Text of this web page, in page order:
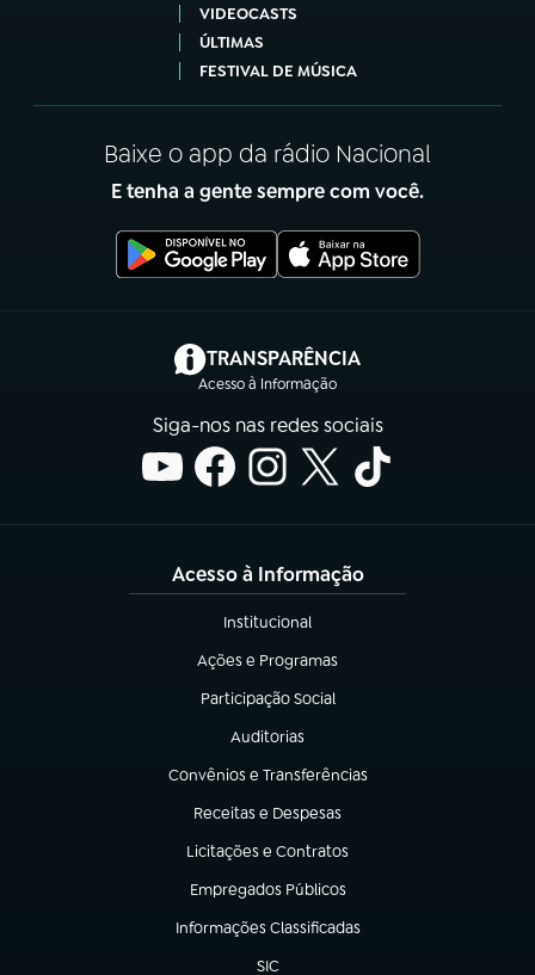
VIDEOCASTS
ÚLTIMAS
FESTIVAL DE MÚSICA
Baixe o app da rádio Nacional
E tenha a gente sempre com você.
TRANSPARÊNCIA
Acesso à Informação
(abre em nova aba)
Siga-nos nas redes sociais
Acesso à Informação
Institucional
(abre em nova aba)
Ações e Programas
(abre em nova aba)
Participação Social
(abre em nova aba)
Auditorias
(abre em nova aba)
Convênios e Transferências
(abre em nova aba)
Receitas e Despesas
(abre em nova aba)
Licitações e Contratos
(abre em nova aba)
Empregados Públicos
(abre em nova aba)
Informações Classificadas
(abre em nova aba)
SIC